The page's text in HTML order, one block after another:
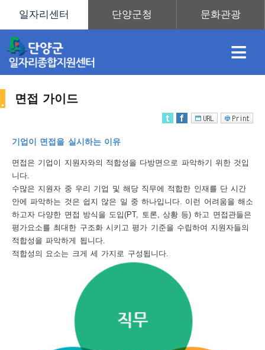
≡
용
정
재
정
업
훈
업
도
터
안
면접 가이드
기업이 면접을 실시하는 이유
면접은 기업이 지원자와의 적합성을 다방면으로 파악하기 위한 것입
니다.
수많은 지원자 중 우리 기업 및 해당 직무에 적합한 인재를 단 시간
안에 파악하는 것은 쉽지 않은 일 중 하나입니다. 이런 어려움을 해소
하고자 다양한 면접 방식을 도입(PT, 토론, 상황 등) 하고 면접관들은
평가요소를 최대한 구조화 시키고 평가 기준을 수립하여 지원자들의
적합성을 파악하게 됩니다.
적합성의 요소는 크게 세 가지로 구성됩니다.
취
업